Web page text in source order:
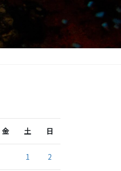
金 土 日
1 2